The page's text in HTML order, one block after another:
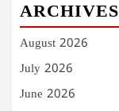
ARCHIVES
August 2026
July 2026
June 2026